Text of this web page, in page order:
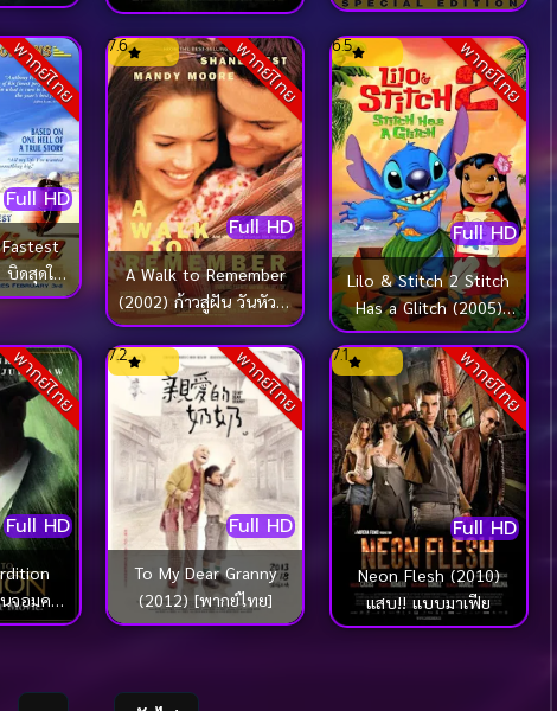
อภินิหารมนตรามหัศจรรย์
นเดอร์เรลล่า สร้างรัก ดั่ง
ใจฝัน
พากย์ไทย
Full HD
บิดสุดใจ
น
พากย์ไทย
Full HD
7.6
A Walk to Remember
(2002) ก้าวสู่ฝัน วันหัวใจ
พบรัก
พากย์ไทย
Full HD
6.5
Lilo & Stitch 2 Stitch
Has a Glitch (2005)
ลีโล แอนด์ สติทช์ ภาค 2
พากย์ไทย
Full HD
จอมคน
ต
พากย์ไทย
Full HD
7.2
To My Dear Granny
(2012) [พากย์ไทย]
พากย์ไทย
Full HD
7.1
Neon Flesh (2010)
แสบ!! แบบมาเฟีย